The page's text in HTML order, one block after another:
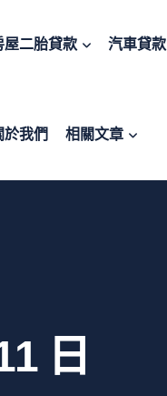
屋二胎貸款 汽車貸款
於我們 相關文章
日